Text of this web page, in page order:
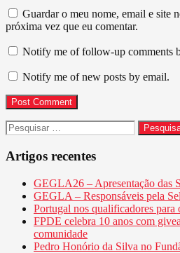
Guardar o meu nome, email e site
próxima vez que eu comentar.
Notify me of follow-up comments
Notify me of new posts by email.
Pesquisar
por:
Artigos recentes
GEGLA26 – Apresentação das
GEGLA – Responsáveis pela
Portugal nos qualificadores
FPDE celebra 10 anos com
comunidade
Pedro Honório da Silva no